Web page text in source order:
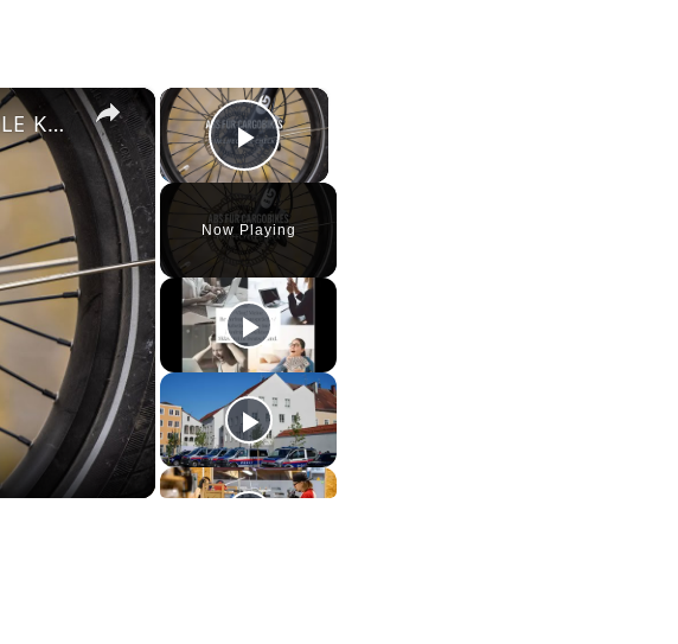
×
Play Video
Now Playing
×
ABS für Cargobikes von Bluebrake im lifeCYCLE Kurztest